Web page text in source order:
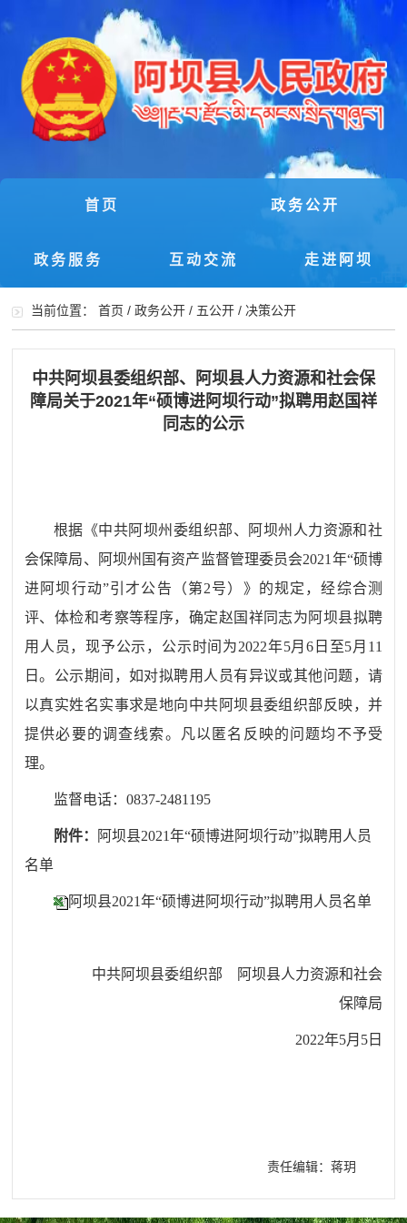
首页 政务公开
政务服务 互动交流 走进阿坝
当前位置：首页 /政务公开 / 五公开 / 决策公开
中共阿坝县委组织部、阿坝县人力资源和社会保
障局关于2021年“硕博进阿坝行动”拟聘用赵国祥
同志的公示
根据《中共阿坝州委组织部、阿坝州人力资源和社
会保障局、阿坝州国有资产监督管理委员会2021年“硕博
进阿坝行动”引才公告
（第2号） 》的规定，经综合测
评、体检和考察等程序，确定赵国祥同志为 阿坝县拟聘
用人员，现予公示，公示时间为2022年5月6 日至5月 11
日。公示期间，如对拟聘用人员有异议或其他问题，请
以真实姓名实事求是地向中共阿坝县委组织部反映，并
提供必要的调查线索。凡以匿名反映的问题均不予受
理。
监督电话：0837-2481195
附件： 阿坝县2021年“硕博进阿坝行动”拟聘用人员
名单
阿坝县2021年“硕博进阿坝行动”拟聘用人员名单
中共阿坝县委组织部
阿坝县人力资源和社会
保障局
2022年5月5日
责任编辑：蒋玥